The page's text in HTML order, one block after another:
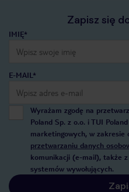
Zapisz się
IMIĘ*
E-MAIL*
Wyrażam zgodę na
Poland Sp. z o.o. i TUI
marketingowych, w zakresie
przetwarzaniu danych
komunikacji (e-mail), także
systemów wywołujących.